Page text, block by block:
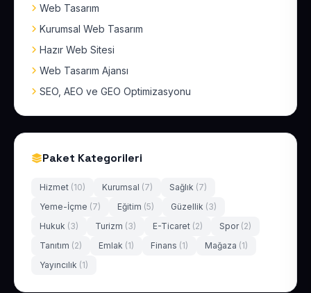
Web Tasarım
Kurumsal Web Tasarım
Hazır Web Sitesi
Web Tasarım Ajansı
SEO, AEO ve GEO Optimizasyonu
Paket Kategorileri
Hizmet (10) Kurumsal (7) Sağlık (7)
Yeme-İçme (7) Eğitim (5) Güzellik (3)
Hukuk (3) Turizm (3) E-Ticaret (2) Spor (2)
Tanıtım (2) Emlak (1) Finans (1) Mağaza (1)
Yayıncılık (1)